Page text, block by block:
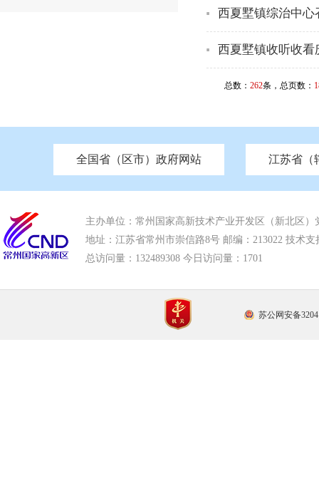
西夏墅镇综治中
西夏墅镇收听收看
总数： 262条，总页数：
全国省（区市）政府网站
北京 天津 重庆 河南 河北 山西
江苏省（
中国江苏 南京市政府 苏州市政府 无锡
市发改委 市工信局 市教育局 市科技局 市
市应急管理局 市审计局 市外事办 市生态
主办单位：常州国家高新技术产业开发区（新北区）
地址：江苏省常州市崇信路8号 邮编：213022 技术支
总访问量： 132489308 今日访问量： 1701
苏公网安备